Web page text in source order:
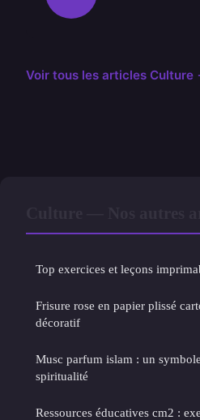
Voir tous les articles Culture
Top exercices et leçons
Frisure rose en papier plissé
décoratif
Musc parfum islam : un
spiritualité
Ressources éducatives cm2 :